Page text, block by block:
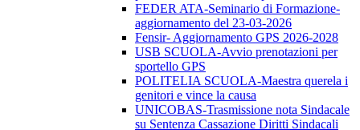
FEDER ATA-Seminario di Formazione-
aggiornamento del 23-03-2026
Fensir- Aggiornamento GPS 2026-2028
USB SCUOLA-Avvio prenotazioni per
sportello GPS
POLITELIA SCUOLA-Maestra querela i
genitori e vince la causa
UNICOBAS-Trasmissione nota Sindacale
su Sentenza Cassazione Diritti Sindacali